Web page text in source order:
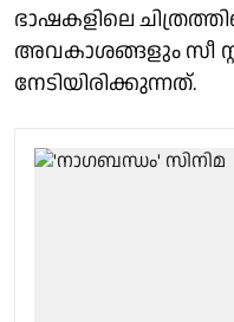
ഭാഷകളിലെ
അവകാശങ്ങളും സീ
നേടിയിരിക്കുന്നത്.